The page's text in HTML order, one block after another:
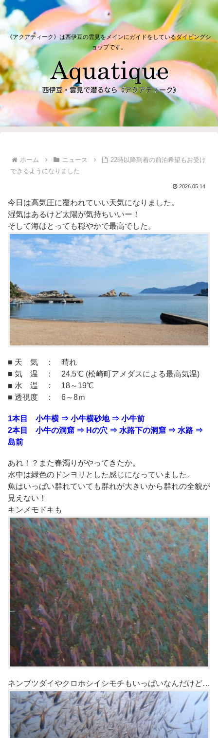
《アクアティーク》は西伊豆の雲見をメインにガイドをしているダイビングシ
ョップです。
ホーム ニュース
22時以降到着の前泊希望もお受け
できるようになりました
2026.05.14
今日は高気圧に覆われていい天気になりました。
湿気はあるけど太陽が気持ちいいー！
そして海はとっても穏やかで最高でした。
■ 天 気 ： 晴れ
■ 気 温 ： 24.5℃ (松崎町アメダスによる最高気温)
■ 水 温 ： 18～19℃
■ 透視度 ： 6～8ｍ
1本目 小牛横 ⇒ 小牛横砂地 ⇒ 小牛前
2本目 小牛の洞窟 ⇒ Hの穴 ⇒ 水路下の洞窟 ⇒ 水路 ⇒
島前
あれ！？また春濁りがやってきたか。
水中は緑色のドンヨリとした感じになっていました。
魚はいっぱい群れていても群れが大きいから群れの全貌が
見えない！
キンメモドキも
ネンブツダイやクロホシイシモチもいっぱいなんだけど…